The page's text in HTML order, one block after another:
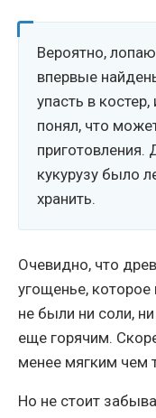
Вероятно,
впервые
упасть в
понял, что
кукурузу было
хранить.
Очевидно, что
угощенье, которое
не были ни соли,
еще горячим.
менее мягким чем
Но не стоит